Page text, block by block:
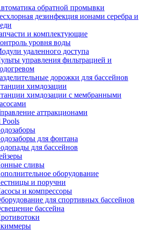
обратной промывки
дезинфекция ионами серебра и
и комплектующие
уровня воды
удаленного доступа
управления фильтрацией и
дорожки для бассейнов
химдозации
химдозации с мембранными
аттракционами
для фонтана
для бассейнов
сливы
оборудование
и поручни
и компрессоры
для спортивных бассейнов
бассейна